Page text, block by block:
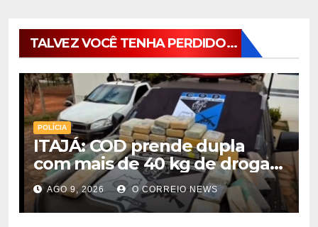
TALVEZ VOCÊ TENHA PERDIDO...
POLÍCIA
ITAJÁ: COD prende dupla
com mais de 40 kg de drogas
avaliadas em r$ 1 milhão
AGO 9, 2026 O CORREIO NEWS